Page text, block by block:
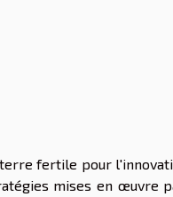
terre fertile pour
mises en œuvre